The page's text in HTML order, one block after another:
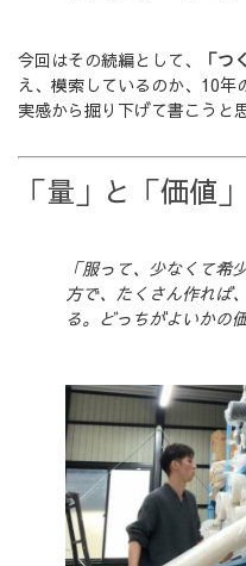
今回はその続編として、 「つ
え、模索しているのか、10年
実感から掘り下げて書こうと
「量」と「価値
「服って、少なくて希
方で、たくさん作れば
る。どっちがよいかの